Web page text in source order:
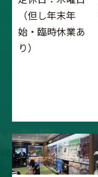
（但し年末年
始・臨時休業あ
り）